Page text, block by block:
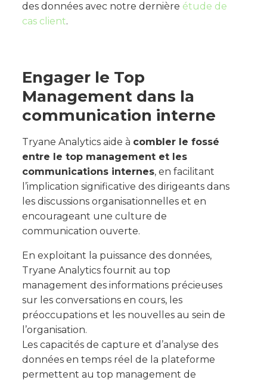
des données avec notre dernière étude de
cas client.
Engager le Top
Management dans la
communication interne
Tryane Analytics aide à combler le fossé
entre le top management et les
communications internes, en facilitant
l’implication significative des dirigeants dans
les discussions organisationnelles et en
encourageant une culture de
communication ouverte.
En exploitant la puissance des données,
Tryane Analytics fournit au top
management des informations précieuses
sur les conversations en cours, les
préoccupations et les nouvelles au sein de
l’organisation.
Les capacités de capture et d’analyse des
données en temps réel de la plateforme
permettent au top management de